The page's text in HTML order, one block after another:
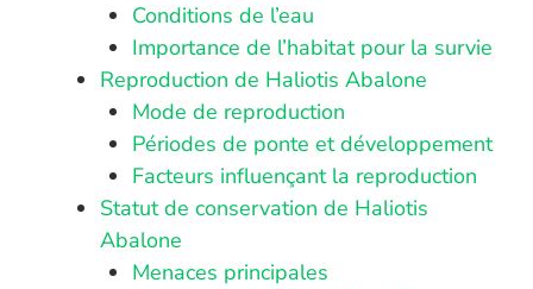
Conditions de l’eau
Importance de l’habitat pour la survie
Reproduction de Haliotis Abalone
Mode de reproduction
Périodes de ponte et développement
Facteurs influençant la reproduction
Statut de conservation de Haliotis
Abalone
Menaces principales